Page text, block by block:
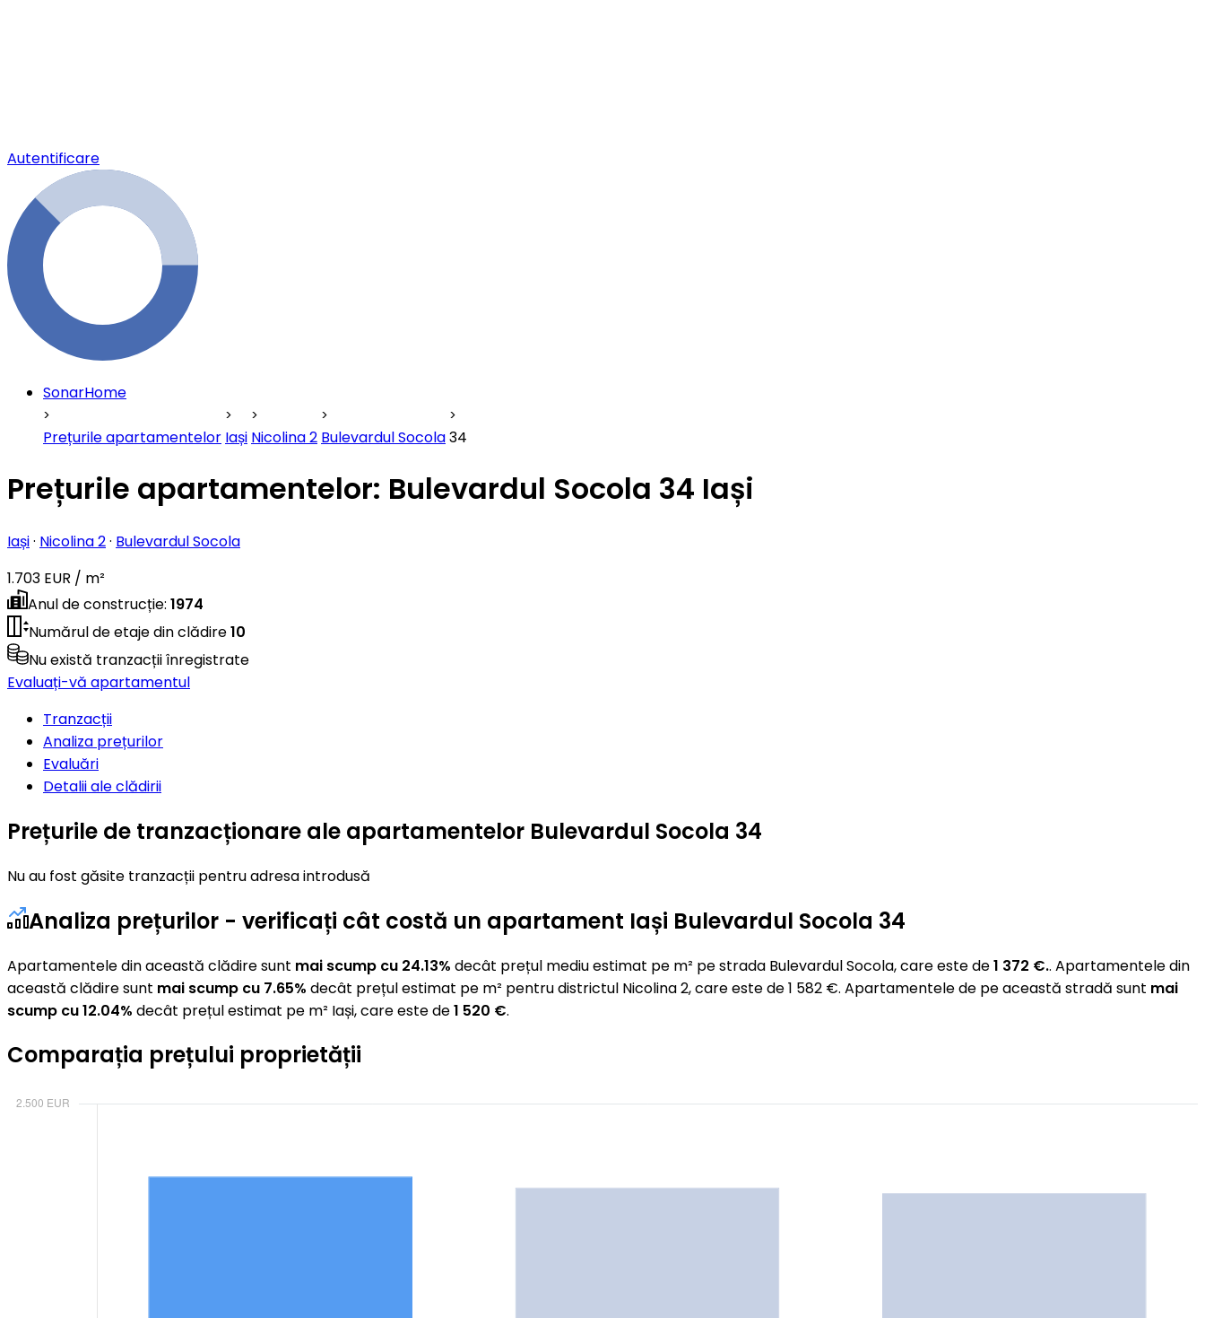
Autentificare
SonarHome
Prețurile apartamentelor Iași Nicolina 2 Bulevardul Socola34
Prețurile apartamentelor: Bulevardul Socola 34 Iași
Iași· Nicolina 2· Bulevardul Socola
1.703 EUR / m²
Anul de construcție: 1974
Numărul de etaje din clădire10
Nu există tranzacții înregistrate
Evaluați-vă apartamentul
Tranzacții
Analiza prețurilor
Evaluări
Detalii ale clădirii
Prețurile de tranzacționare ale apartamentelor Bulevardul Socola 34
Nu au fost găsite tranzacții pentru adresa introdusă
Analiza prețurilor - verificați cât costă un apartament Iași Bulevardul Socola 34
Apartamentele din această clădire sunt mai scump cu 24.13% decât prețul mediu estimat pe m² pe strada Bulevardul Socola, care este de1 372 €.. Apartamentele din
această clădire sunt mai scump cu 7.65% decât prețul estimat pe m² pentru districtul Nicolina 2, care este de 1 582 €. Apartamentele de pe această stradă sunt mai
scump cu 12.04% decât prețul estimat pe m² Iași, care este de1 520 €.
Comparația prețului proprietății